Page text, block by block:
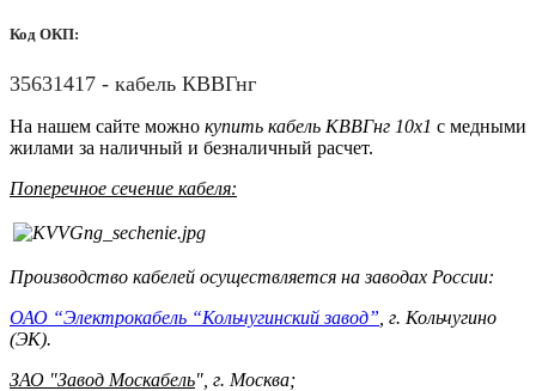
Код ОКП:
35631417 - кабель КВВГнг
На нашем сайте можно купить кабель КВВГнг 10x1 с медными
жилами за наличный и безналичный расчет.
Поперечное сечение кабеля:
Производство кабелей осуществляется на заводах России:
ОАО “Электрокабель “Кольчугинский завод” , г. Кольчугино
(ЭК).
ЗАО "Завод Москабель", г. Москва;